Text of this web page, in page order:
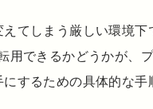
てしまう厳しい環境
できるかどうかが、
するための具体的な